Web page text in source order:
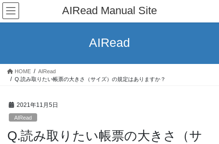
コ
ン
テ
ス
ナ
ビ
ゲ
ン
AIRead Manual Site
AIRead
HOME
AIRead
Q.読み取りたい帳票の大きさ（サイズ）の規定はありますか？
2021年11月5日
AIRead
Q.読み取りたい帳票の大きさ（サ